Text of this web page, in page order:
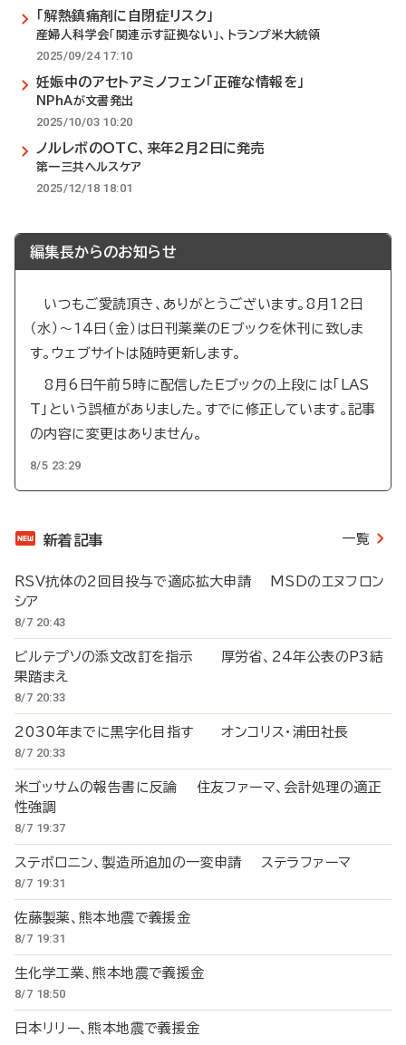
「解熱鎮痛剤に自閉症リスク」
産婦人科学会「関連示す証拠ない」、トランプ米大統領
2025/09/24 17:10
妊娠中のアセトアミノフェン「正確な情報を」
NPhAが文書発出
2025/10/03 10:20
ノルレボのOTC、来年2月2日に発売
第一三共ヘルスケア
2025/12/18 18:01
編集長からのお知らせ
いつもご愛読頂き、ありがとうございます。8月12日
（水）～14日（金）は日刊薬業のEブックを休刊に致しま
す。ウェブサイトは随時更新します。
8月6日午前5時に配信したEブックの上段には「LAS
T」という誤植がありました。すでに修正しています。記事
の内容に変更はありません。
8/5 23:29
新着記事 一覧
RSV抗体の2回目投与で適応拡大申請 MSDのエヌフロン
シア
8/7 20:43
ビルテプソの添文改訂を指示 厚労省、24年公表のP3結
果踏まえ
8/7 20:33
2030年までに黒字化目指す オンコリス・浦田社長
8/7 20:33
米ゴッサムの報告書に反論 住友ファーマ、会計処理の適正
性強調
8/7 19:37
ステボロニン、製造所追加の一変申請 ステラファーマ
8/7 19:31
佐藤製薬、熊本地震で義援金
8/7 19:31
生化学工業、熊本地震で義援金
8/7 18:50
日本リリー、熊本地震で義援金